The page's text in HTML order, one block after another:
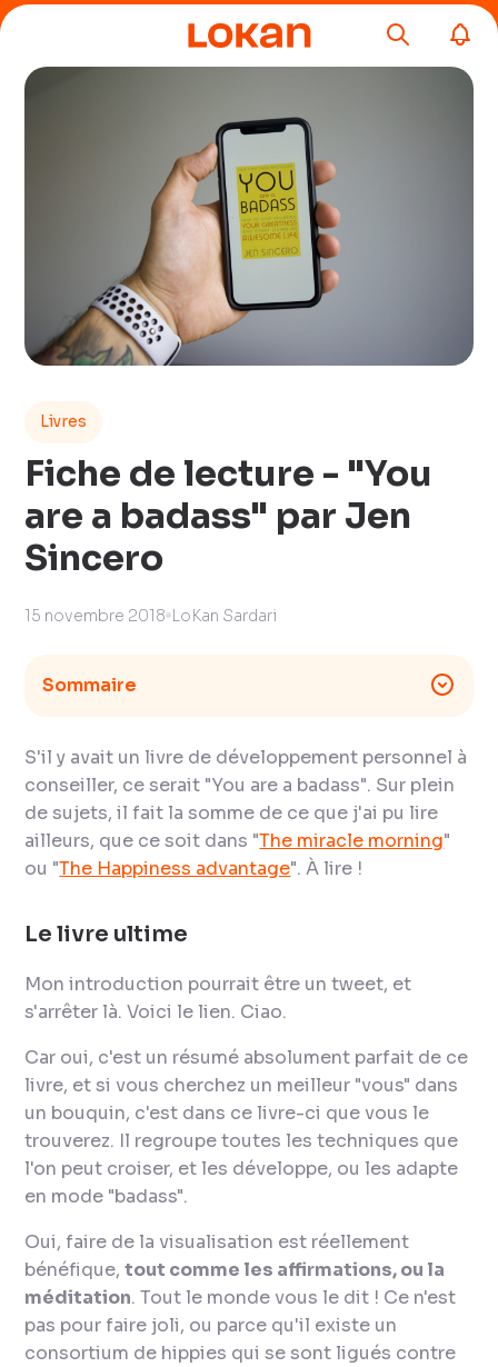
Livres
Fiche de lecture - "You
are a badass" par Jen
Sincero
15 novembre 2018 LoKan Sardari
Sommaire
S'il y avait un livre de développement personnel à
conseiller, ce serait "You are a badass". Sur plein
de sujets, il fait la somme de ce que j'ai pu lire
ailleurs, que ce soit dans "The miracle morning"
ou "The Happiness advantage". À lire !
Le livre ultime
Mon introduction pourrait être un tweet, et
s'arrêter là. Voici le lien. Ciao.
Car oui, c'est un résumé absolument parfait de ce
livre, et si vous cherchez un meilleur "vous" dans
un bouquin, c'est dans ce livre-ci que vous le
trouverez. Il regroupe toutes les techniques que
l'on peut croiser, et les développe, ou les adapte
en mode "badass".
Oui, faire de la visualisation est réellement
bénéfique,tout comme les affirmations, ou la
méditation. Tout le monde vous le dit ! Ce n'est
pas pour faire joli, ou parce qu'il existe un
consortium de hippies qui se sont ligués contre